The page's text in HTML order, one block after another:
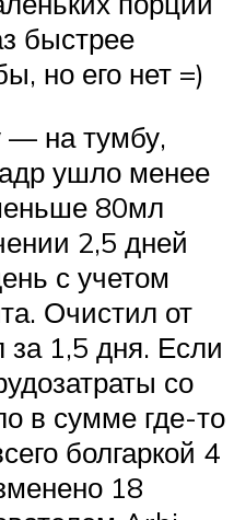
быстрее
но его нет =)
на тумбу,
ушло менее
80мл
2,5 дней
с учетом
Очистил от
за 1,5 дня. Если
со
в сумме где-то
болгаркой 4
18